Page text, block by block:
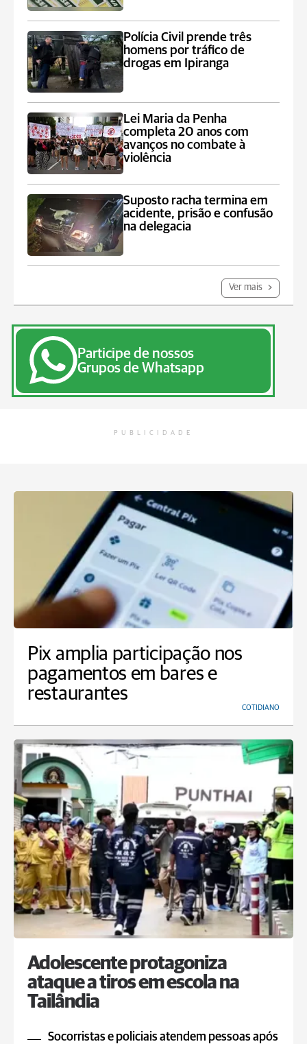
Polícia Civil prende três
homens por tráfico de
drogas em Ipiranga
Lei Maria da Penha
completa 20 anos com
avanços no combate à
violência
Suposto racha termina em
acidente, prisão e confusão
na delegacia
Ver mais
Participe de nossos
Grupos de Whatsapp
PUBLICIDADE
Pix amplia participação nos
pagamentos em bares e
restaurantes
COTIDIANO
Adolescente protagoniza
ataque a tiros em escola na
Tailândia
Socorristas e policiais atendem pessoas após